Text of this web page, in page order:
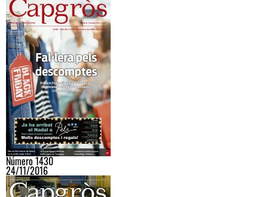
Número 1430
24/11/2016